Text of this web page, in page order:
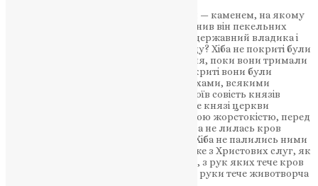
Римський папа, що визнає себе Петром — каменем, на якому
Христос збудував церкву, хіба не відчинив він пекельних
воріт у церкву, коли ввійшов у неї, як державний владика і
ввів у ній всі прикмети державного ладу? Хіба не покриті були
римською ієрархією всі краї її володіння, поки вони тримали
в своїх руках ці володіння? — Хіба не вкриті вони були
темними казематами, підземними льохами, всякими
страхіттями, де мучились ті, хто непокоїв совість князів
церкви, перешкоджав їх пануванню, де князі церкви
поводились із своїми в’язниками з такою жорстокістю, перед
якою блідло державне панування?! Хіба не лилась кров
пророків за вироками князів церкви? Хіба не палились ними
вогнища, на яких горіли найкращі може з Христових слуг, як
Гус, і безліч Інших? І от ці князі церкви, з рук яких тече кров
закатованих ними, кажуть, що через їх руки тече животворча